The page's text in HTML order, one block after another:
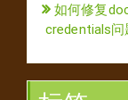
如何修复
credentials问